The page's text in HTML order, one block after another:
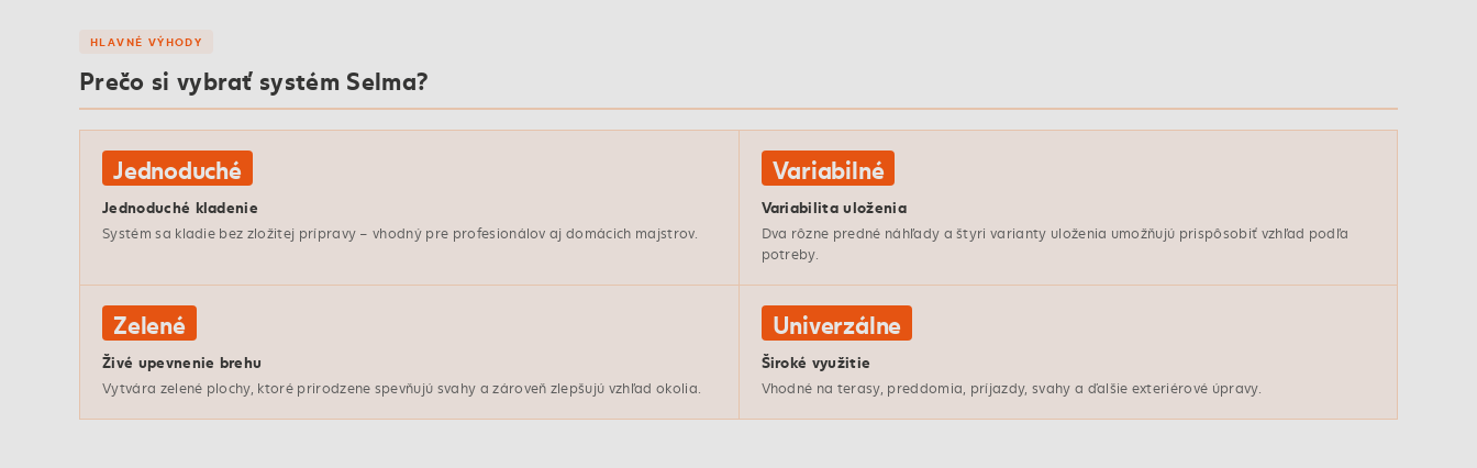
HLAVNÉ VÝHODY
Prečo si vybrať systém Selma?
Jednoduché
Jednoduché kladenie
Systém sa kladie bez zložitej prípravy – vhodný pre profesionálov aj domácich majstrov.
Variabilné
Variabilita uloženia
Dva rôzne predné náhľady a štyri varianty uloženia umožňujú prispôsobiť vzhľad podľa
potreby.
Zelené
Živé upevnenie brehu
Vytvára zelené plochy, ktoré prirodzene spevňujú svahy a zároveň zlepšujú vzhľad okolia.
Univerzálne
Široké využitie
Vhodné na terasy, preddomia, príjazdy, svahy a ďalšie exteriérové úpravy.